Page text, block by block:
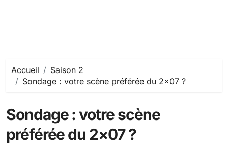
Accueil
Saison 2
Sondage : votre scène préférée du 2×07 ?
Sondage : votre scène
préférée du 2×07 ?